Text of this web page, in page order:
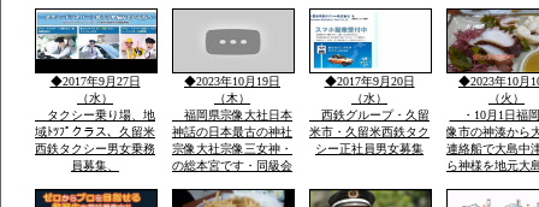
で遊べる・こども広場
「パパママと子供の専
でスキー場完備」
◆2017年9月27日
（水）
タクシー乗り場、地
域ﾄﾂﾌﾟクラス、久留米
西鉄タクシー男女乗務
員募集、
◆2023年10月19日
（木）
福岡県宗像大社日本
神話の日本最古の神社
宗像大社宗像三女神・
の総本宮です・同級会
連遺跡とお祭りに船で
◆2017年9月20日
（水）
西鉄グループ・久留
米市・久留米西鉄タク
シー正社員男女募集
◆2023年10月
（火）
・10月1日福
像市の神湊から
連絡船で大島中
ら神様を地元大
地元漁師さんの